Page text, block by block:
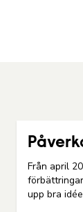
Från april
upp bra